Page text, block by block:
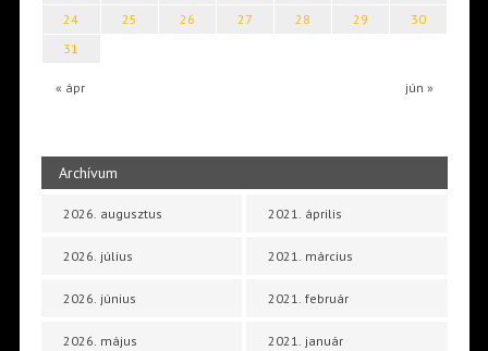
« ápr jún »
24
25 26 27 28 29
30
31
Archívum
2026. augusztus
2026. július
2026. június
2026. május
2021. április
2021. március
2021. február
2021. január